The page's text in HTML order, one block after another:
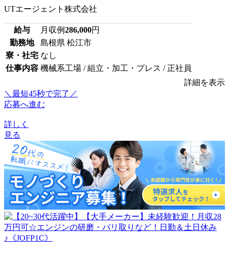
UTエージェント株式会社
給与 月収例286,000円
勤務地
島根県 松江市
寮・社宅 なし
仕事内容 機械系工場 / 組立・加工・プレス / 正社員
詳細を表示
＼最短45秒で完了／
応募へ進む
詳しく
見る